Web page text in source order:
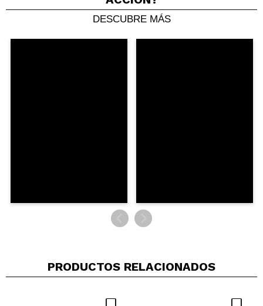
DESCUBRE MÁS
PRODUCTOS RELACIONADOS